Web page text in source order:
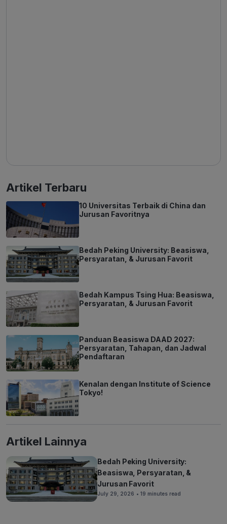
Artikel Terbaru
10 Universitas Terbaik di China dan
Jurusan Favoritnya
Bedah Peking University: Beasiswa,
Persyaratan, & Jurusan Favorit
Bedah Kampus Tsing Hua: Beasiswa,
Persyaratan, & Jurusan Favorit
Panduan Beasiswa DAAD 2027:
Persyaratan, Tahapan, dan Jadwal
Pendaftaran
Kenalan dengan Institute of Science
Tokyo!
Artikel Lainnya
Bedah Peking University:
Beasiswa, Persyaratan, &
Jurusan Favorit
July 29, 2026 • 19 minutes read